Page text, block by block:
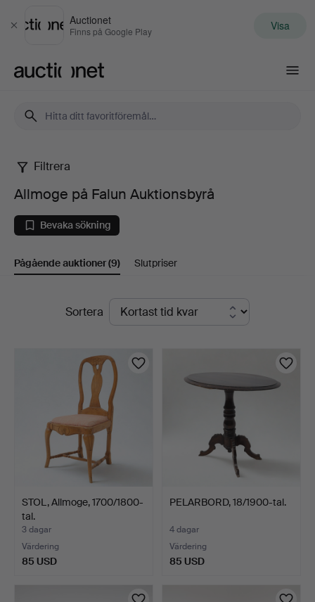
Stäng
Auctionet
Finns på Google Play Visa
Allmoge
på
Falun
Auktionsbyrå
Filtrera
Allmoge på Falun Auktionsbyrå
Bevaka sökning
Pågående auktioner(9) Slutpriser
PågåendeSortera
STOL, Allmoge, 1700/1800-
tal.
3 dagar
Värdering
85 USD
PELARBORD, 18/1900-tal.
4 dagar
Värdering
85 USD